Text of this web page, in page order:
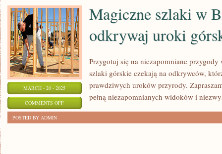
MARCH - 20 - 2025
COMMENTS OFFON
Magiczne szlaki w
odkrywaj uroki
Przygotuj się na niezapomniane
szlaki górskie czekają na odkrywców,
prawdziwych uroków przyrody.
pełną niezapomnianych widoków i
POSTED BY ADMIN